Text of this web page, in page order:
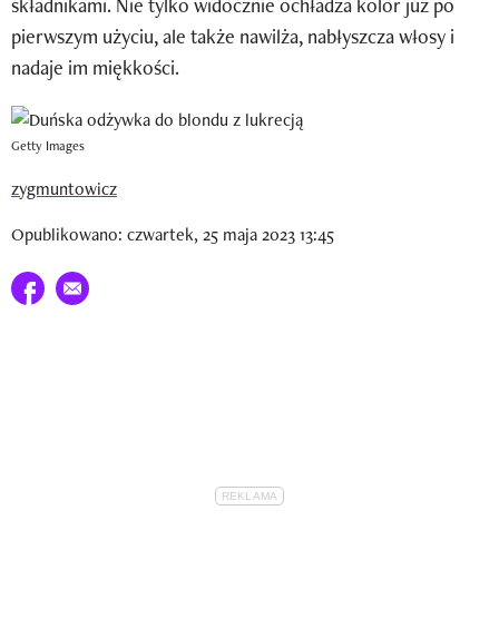
pierwszym użyciu, ale także nawilża, nabłyszcza włosy i
nadaje im miękkości.
Getty Images
zygmuntowicz
Opublikowano: czwartek, 25 maja 2023 13:45
Udostępnij na facebook
E-mail do przyjaciela